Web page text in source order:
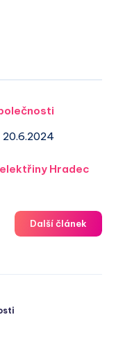
20.6.2024
Hradec
Další článek